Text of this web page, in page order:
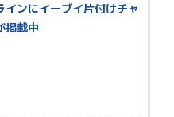
インにイーブイ片付けチャ
掲載中